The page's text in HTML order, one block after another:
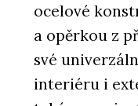
ocelové
a opěrkou z
své
interiéru i